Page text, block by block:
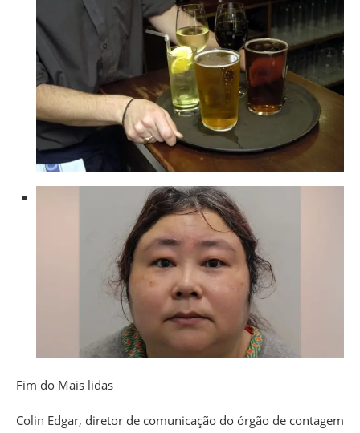
Fim do Mais lidas
Colin Edgar, diretor de comunicação do órgão de contagem